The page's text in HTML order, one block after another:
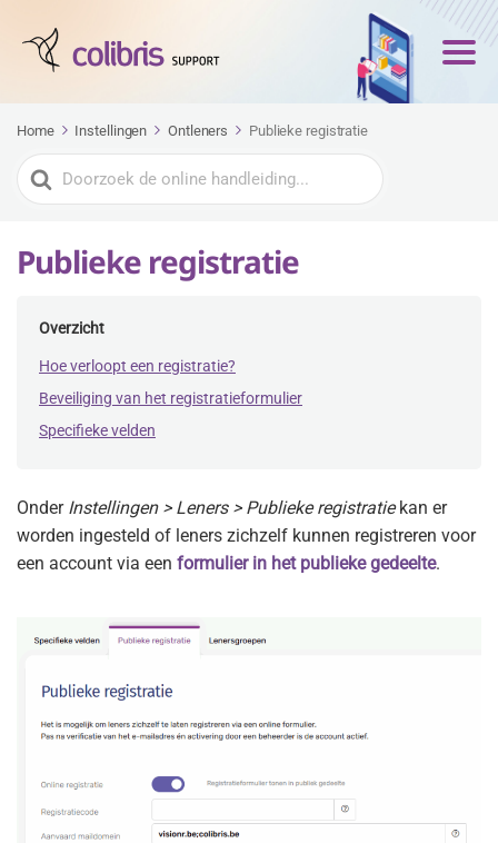
Home Instellingen Ontleners Publieke registratie
Zoeken
naar
Publieke registratie
Overzicht
Hoe verloopt een registratie?
Beveiliging van het registratieformulier
Specifieke velden
Onder Instellingen > Leners > Publieke registratiekan er
worden ingesteld of leners zichzelf kunnen registreren voor
een account via een formulier in het publieke gedeelte.